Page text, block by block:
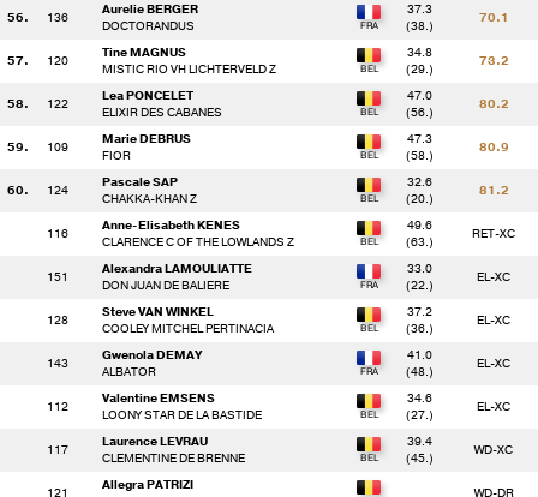
() 135 - L.BALGA / USTY MOON CANDY
() 161 - E.BERRETTA / SUB ROCCO
() 127 - H.VAN MIEGHEM / QUID
() 123 - O.RIETJENS / NEKO D'AU CERFS
() 110 - S.DESSAMBRE / LORDANA STAR DE LA BASTIDE
() 115 - B.GOESAERT / CORNELL
() 144 - A.DESCHAMPS / VIVALDO DU FOUGERAI Z
56. 136
Aurelie BERGER
DOCTORANDUS
37.3
(38.)
70.1
57. 120
Tine MAGNUS
MISTIC RIO VH LICHTERVELD Z
34.8
(29.)
73.2
58. 122
Lea PONCELET
ELIXIR DES CABANES
47.0
(56.)
80.2
59. 109
Marie DEBRUS
FIOR
47.3
(58.)
80.9
60. 124
Pascale SAP
CHAKKA-KHAN Z
32.6
(20.)
81.2
116
Anne-Elisabeth KENES
CLARENCE C OF THE LOWLANDS Z
49.6
(63.)
RET-XC
151
Alexandra LAMOULIATTE
DON JUAN DE BALIERE
33.0
(22.)
EL-XC
128
Steve VAN WINKEL
COOLEY MITCHEL PERTINACIA
37.2
(36.)
EL-XC
143
Gwenola DEMAY
ALBATOR
41.0
(48.)
EL-XC
112
Valentine EMSENS
LOONY STAR DE LA BASTIDE
34.6
(27.)
EL-XC
117
Laurence LEVRAU
CLEMENTINE DE BRENNE
39.4
(45.)
WD-XC
121
Allegra PATRIZI
WD-DR